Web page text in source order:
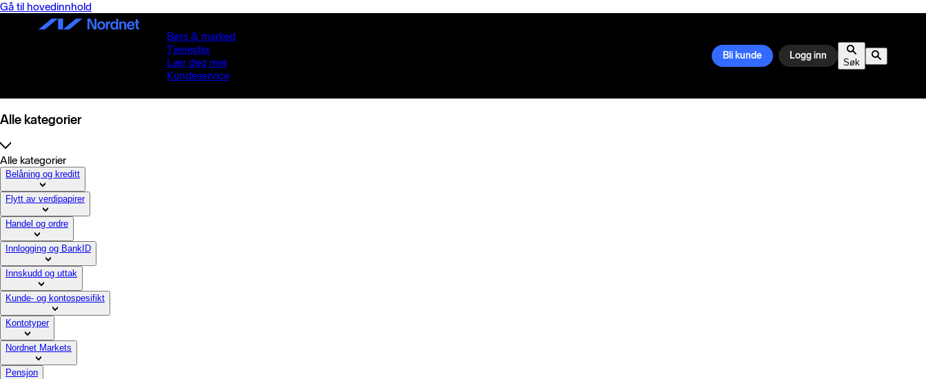
Gå til hovedinnhold
Børs & marked
Tjenester
Lær deg mer
Kundeservice
Bli kunde Logg inn
Søk
Alle kategorier
Alle kategorier
Belåning og kreditt
Flytt av verdipapirer
Handel og ordre
Innlogging og BankID
Innskudd og uttak
Kunde- og kontospesifikt
Kontotyper
Nordnet Markets
Pensjon